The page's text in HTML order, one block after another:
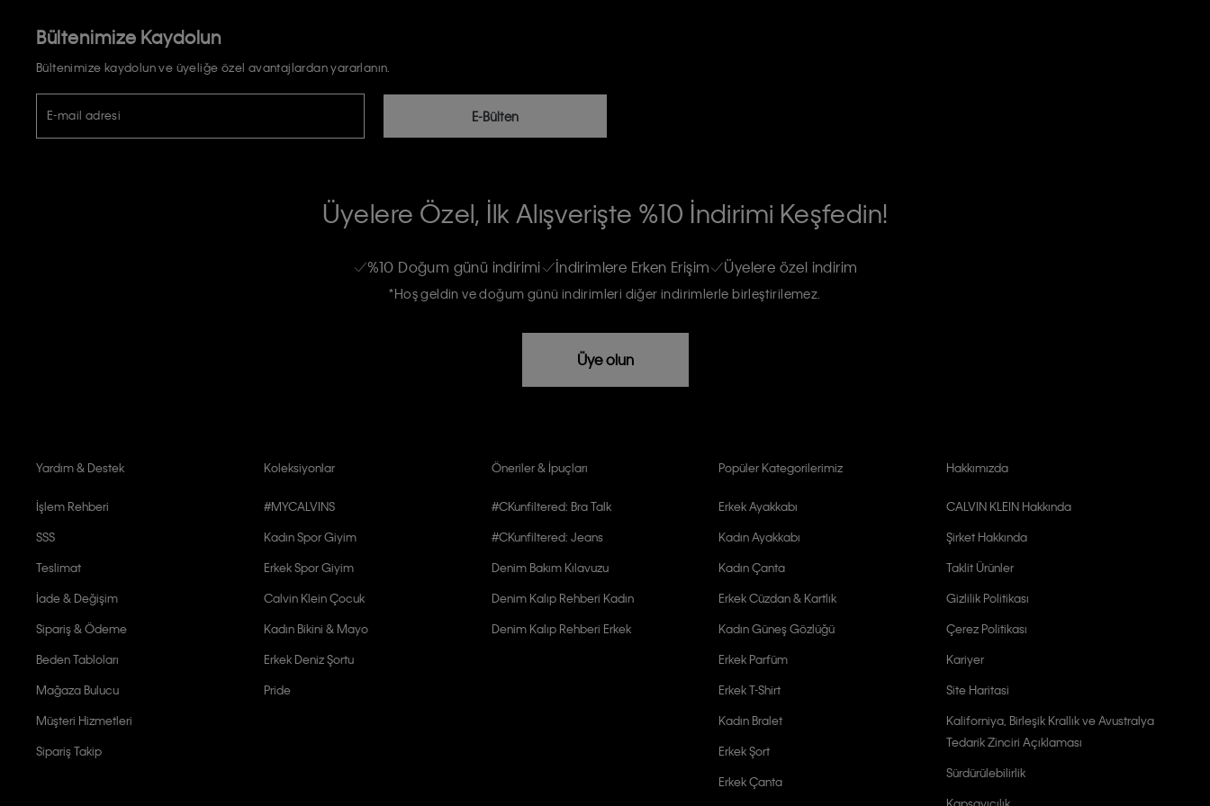
Bültenimize Kaydolun
Bültenimize kaydolun ve üyeliğe özel avantajlardan yararlanın.
E-mail adresi E-Bülten
Calvin Klein e-bültenine abone olarak, kişisel verilerimin Calvin Klein tarafına gönderileceğinin ve güncel ürün,
Üyelere Özel, İlk Alışverişte %10 İndirimi Keşfedin!
%10 Doğum günü indirimi İndirimlere Erken Erişim Üyelere özel indirim
*Hoş geldin ve doğum günü indirimleri diğer indirimlerle birleştirilemez.
Üye olun
Yardım & Destek
İşlem Rehberi
SSS
Teslimat
İade & Değişim
Sipariş & Ödeme
Beden Tabloları
Mağaza Bulucu
Müşteri Hizmetleri
Sipariş Takip
Koleksiyonlar
#MYCALVINS
Kadın Spor Giyim
Erkek Spor Giyim
Calvin Klein Çocuk
Kadın Bikini & Mayo
Erkek Deniz Şortu
Pride
Öneriler & İpuçları
#CKunfiltered: Bra Talk
#CKunfiltered: Jeans
Denim Bakım Kılavuzu
Denim Kalıp Rehberi Kadın
Denim Kalıp Rehberi Erkek
Popüler Kategorilerimiz
Erkek Ayakkabı
Kadın Ayakkabı
Kadın Çanta
Erkek Cüzdan & Kartlık
Kadın Güneş Gözlüğü
Erkek Parfüm
Erkek T-Shirt
Kadın Bralet
Erkek Şort
Erkek Çanta
Hakkımızda
CALVIN KLEIN Hakkında
Şirket Hakkında
Taklit Ürünler
Gizlilik Politikası
Çerez Politikası
Kariyer
Site Haritasi
Kaliforniya, Birleşik Krallık ve Avustralya
Tedarik Zinciri Açıklaması
Sürdürülebilirlik